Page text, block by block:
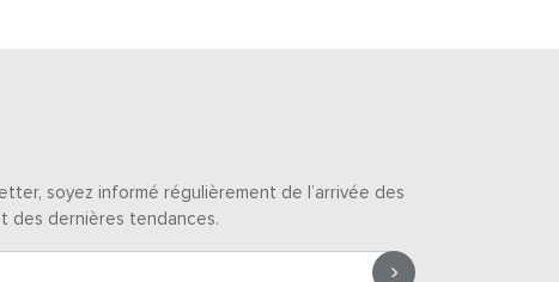
soyez informé régulièrement de l’arrivée des
des dernières tendances.